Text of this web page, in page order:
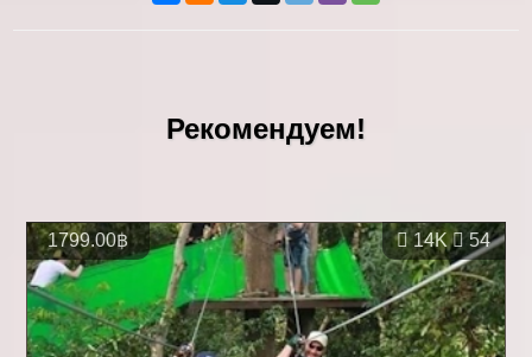
Рекомендуем!
14K 54
1799.00฿